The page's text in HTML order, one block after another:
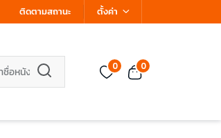
ติดตามสถานะ ตั้งค่า
0 0